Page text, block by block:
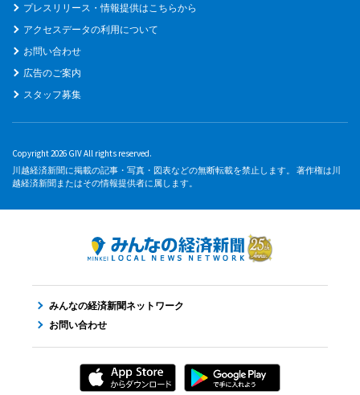
プレスリリース・情報提供はこちらから
アクセスデータの利用について
お問い合わせ
広告のご案内
スタッフ募集
Copyright 2026 GIV All rights reserved.
川越経済新聞に掲載の記事・写真・図表などの無断転載を禁止します。 著作権は川
越経済新聞またはその情報提供者に属します。
みんなの経済新聞ネットワーク
お問い合わせ